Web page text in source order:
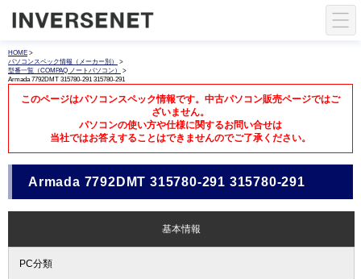
HOME >
パソコンスペック情報（メーカー別）
>
型番一覧（COMPAQ ノートパソコン）
>
Armada 7792DMT 315780-291 315780-291
このページはパソコンスペック情報です。中古パソコン販売ページではご
ざいません。
パソコンの使い方や仕様に関するお問い合せは
当社ではお答えすることはできませんのでご了承ください。
Armada 7792DMT 315780-291 315780-291
基本情報
PC分類